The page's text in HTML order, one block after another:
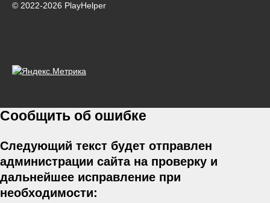
© 2022-2026 PlayHelper
Сообщить об ошибке
Следующий текст будет отправлен
администрации сайта на проверку и
дальнейшее исправление при
необходимости: